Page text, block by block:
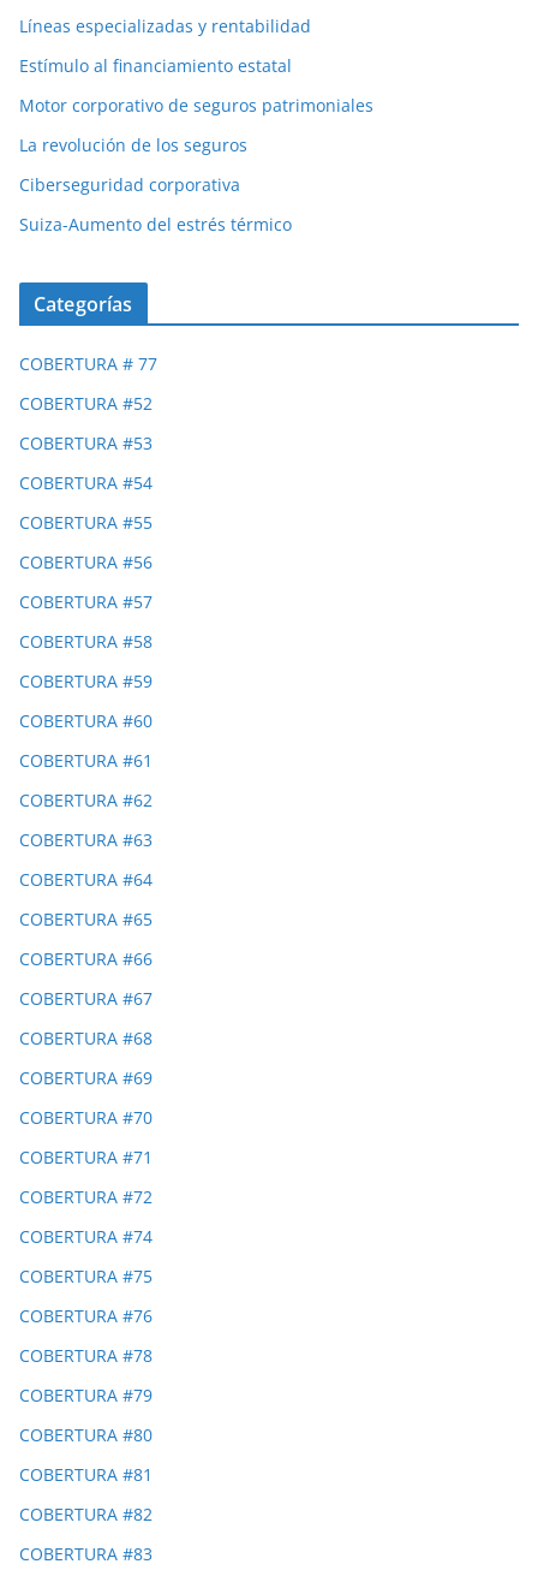
Líneas especializadas y rentabilidad
Estímulo al financiamiento estatal
Motor corporativo de seguros patrimoniales
La revolución de los seguros
Ciberseguridad corporativa
Suiza-Aumento del estrés térmico
Categorías
COBERTURA # 77
COBERTURA #52
COBERTURA #53
COBERTURA #54
COBERTURA #55
COBERTURA #56
COBERTURA #57
COBERTURA #58
COBERTURA #59
COBERTURA #60
COBERTURA #61
COBERTURA #62
COBERTURA #63
COBERTURA #64
COBERTURA #65
COBERTURA #66
COBERTURA #67
COBERTURA #68
COBERTURA #69
COBERTURA #70
COBERTURA #71
COBERTURA #72
COBERTURA #74
COBERTURA #75
COBERTURA #76
COBERTURA #78
COBERTURA #79
COBERTURA #80
COBERTURA #81
COBERTURA #82
COBERTURA #83